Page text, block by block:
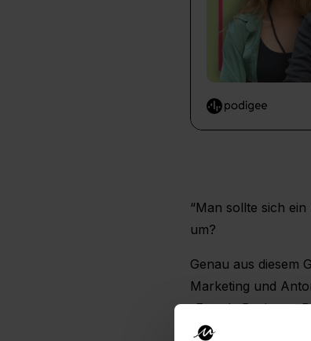
“Man sollte sich
um?
Genau aus diesem
Marketing und
„Female Business:
habt. meet nushu